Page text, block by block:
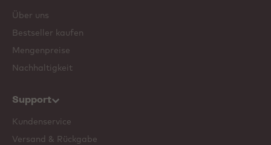
Über uns
Bestseller kaufen
Mengenpreise
Nachhaltigkeit
Support
Kundenservice
Versand & Rückgabe